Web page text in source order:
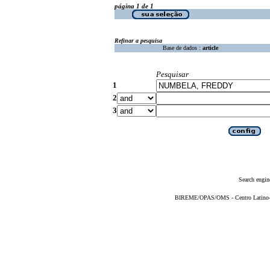
página 1 de 1
Refinar a pesquisa
Base de dados : article
Pesquisar
1
2
3
Search
BIREME/OPAS/OMS - Centro Latino-